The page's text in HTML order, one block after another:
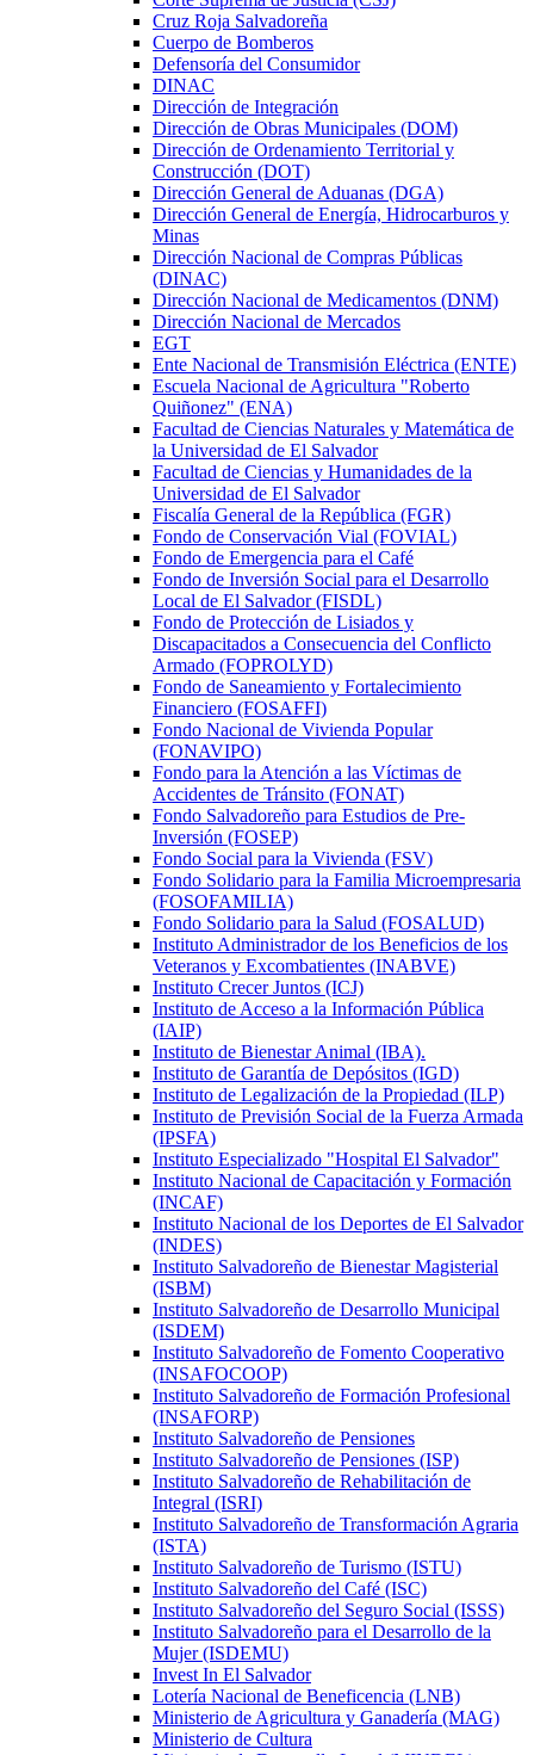
Cruz Roja Salvadoreña
Cuerpo de Bomberos
Defensoría del Consumidor
DINAC
Dirección de Integración
Dirección de Obras Municipales (DOM)
Dirección de Ordenamiento Territorial y
Construcción (DOT)
Dirección General de Aduanas (DGA)
Dirección General de Energía, Hidrocarburos y
Minas
Dirección Nacional de Compras Públicas
(DINAC)
Dirección Nacional de Medicamentos (DNM)
Dirección Nacional de Mercados
EGT
Ente Nacional de Transmisión Eléctrica (ENTE)
Escuela Nacional de Agricultura "Roberto
Quiñonez" (ENA)
Facultad de Ciencias Naturales y Matemática de
la Universidad de El Salvador
Facultad de Ciencias y Humanidades de la
Universidad de El Salvador
Fiscalía General de la República (FGR)
Fondo de Conservación Vial (FOVIAL)
Fondo de Emergencia para el Café
Fondo de Inversión Social para el Desarrollo
Local de El Salvador (FISDL)
Fondo de Protección de Lisiados y
Discapacitados a Consecuencia del Conflicto
Armado (FOPROLYD)
Fondo de Saneamiento y Fortalecimiento
Financiero (FOSAFFI)
Fondo Nacional de Vivienda Popular
(FONAVIPO)
Fondo para la Atención a las Víctimas de
Accidentes de Tránsito (FONAT)
Fondo Salvadoreño para Estudios de Pre-
Inversión (FOSEP)
Fondo Social para la Vivienda (FSV)
Fondo Solidario para la Familia Microempresaria
(FOSOFAMILIA)
Fondo Solidario para la Salud (FOSALUD)
Instituto Administrador de los Beneficios de los
Veteranos y Excombatientes (INABVE)
Instituto Crecer Juntos (ICJ)
Instituto de Acceso a la Información Pública
(IAIP)
Instituto de Bienestar Animal (IBA).
Instituto de Garantía de Depósitos (IGD)
Instituto de Legalización de la Propiedad (ILP)
Instituto de Previsión Social de la Fuerza Armada
(IPSFA)
Instituto Especializado "Hospital El Salvador"
Instituto Nacional de Capacitación y Formación
(INCAF)
Instituto Nacional de los Deportes de El Salvador
(INDES)
Instituto Salvadoreño de Bienestar Magisterial
(ISBM)
Instituto Salvadoreño de Desarrollo Municipal
(ISDEM)
Instituto Salvadoreño de Fomento Cooperativo
(INSAFOCOOP)
Instituto Salvadoreño de Formación Profesional
(INSAFORP)
Instituto Salvadoreño de Pensiones
Instituto Salvadoreño de Pensiones (ISP)
Instituto Salvadoreño de Rehabilitación de
Integral (ISRI)
Instituto Salvadoreño de Transformación Agraria
(ISTA)
Instituto Salvadoreño de Turismo (ISTU)
Instituto Salvadoreño del Café (ISC)
Instituto Salvadoreño del Seguro Social (ISSS)
Instituto Salvadoreño para el Desarrollo de la
Mujer (ISDEMU)
Invest In El Salvador
Lotería Nacional de Beneficencia (LNB)
Ministerio de Agricultura y Ganadería (MAG)
Ministerio de Cultura